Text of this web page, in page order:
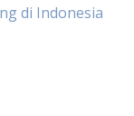
di Indonesia